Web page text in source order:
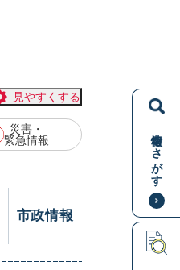
情報をさがす
見やすくする
災害・
緊急情報
市政情報